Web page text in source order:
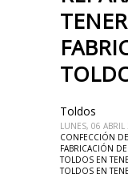
Toldos
LUNES, 06 ABRIL
CONFECCIÓN
FABRICACIÓN
TOLDOS EN
TOLDOS EN